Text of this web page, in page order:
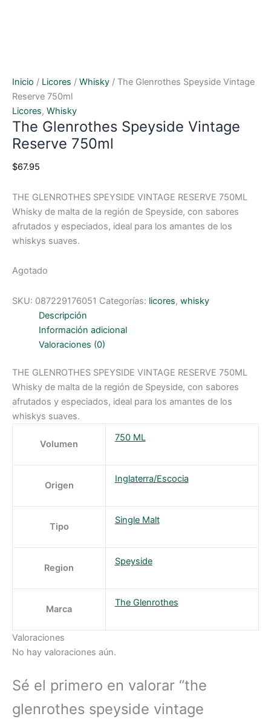
Inicio / Licores / Whisky / The Glenrothes Speyside Vintage
Reserve 750ml
Licores, Whisky
The Glenrothes Speyside Vintage
Reserve 750ml
$67.95
THE GLENROTHES SPEYSIDE VINTAGE RESERVE 750ML
Whisky de malta de la región de Speyside, con sabores
afrutados y especiados, ideal para los amantes de los
whiskys suaves.
Agotado
SKU: 087229176051 Categorías: licores, whisky
Descripción
Información adicional
Valoraciones (0)
THE GLENROTHES SPEYSIDE VINTAGE RESERVE 750ML
Whisky de malta de la región de Speyside, con sabores
afrutados y especiados, ideal para los amantes de los
whiskys suaves.
Volumen
750 ML
Origen
Inglaterra/Escocia
Tipo
Single Malt
Region
Speyside
Marca
The Glenrothes
Valoraciones
No hay valoraciones aún.
Sé el primero en valorar “the
glenrothes speyside vintage